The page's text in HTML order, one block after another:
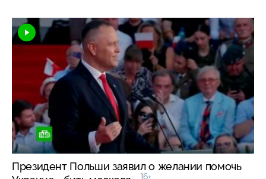
Президент Польши заявил о желании помочь
16+